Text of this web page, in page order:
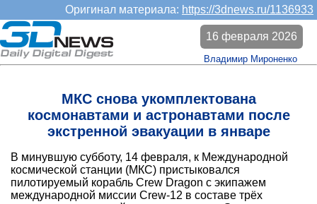
Оригинал материала: https://3dnews.ru/1136933
МКС снова укомплектована
космонавтами и астронавтами после
экстренной эвакуации в январе
16 февраля 2026
Владимир Мироненко
В минувшую субботу, 14 февраля, к Международной
космической станции (МКС) пристыковался
пилотируемый корабль Crew Dragon с экипажем
международной миссии Crew-12 в составе трёх